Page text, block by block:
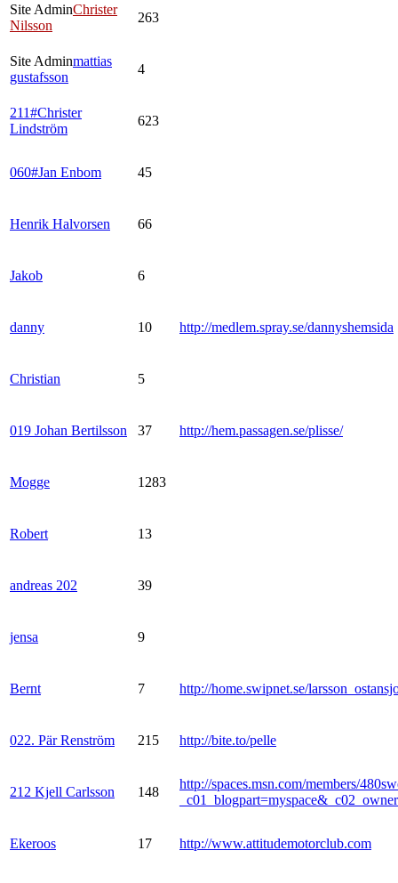
Site AdminChrister
Nilsson
263
Site Adminmattias
gustafsson
4
211#Christer
Lindström
623
060#Jan Enbom 45
Henrik Halvorsen 66
Jakob 6
danny 10 http://medlem.spray.se/dannyshemsida
Christian 5
019 Johan Bertilsson 37 http://hem.passagen.se/plisse/
Mogge 1283
Robert 13
andreas 202 39
jensa 9
Bernt 7 http://home.swipnet.se/
022. Pär Renström 215 http://bite.to/pelle
212 Kjell Carlsson 148
http://spaces.msn.com/members/
Ekeroos 17 http://www.attitudemotorclub.com